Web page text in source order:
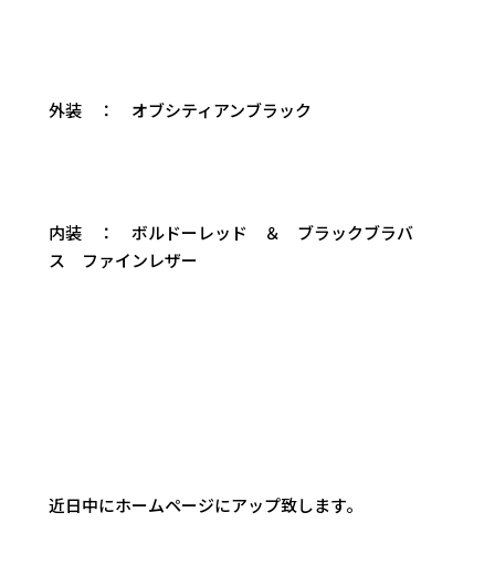
外装 ： オブシティアンブラック
内装 ： ボルドーレッド ＆ ブラックブラバ
ス ファインレザー
近日中にホームページにアップ致します。